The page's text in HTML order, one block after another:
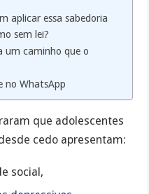
aplicar essa sabedoria
sem lei?
um caminho que o
no WhatsApp
que adolescentes
cedo apresentam:
social,